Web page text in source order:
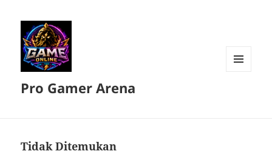
Pro Gamer Arena
Tidak Ditemukan